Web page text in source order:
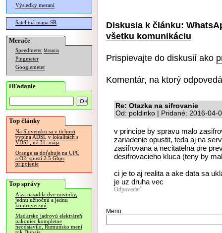
Výsledky meraní
Satelitná mapa SR
Merače
Speedmeter Merania
Pingmeter
Googlemeter
Hľadanie
Top články
Na Slovensku sa v tichosti
vypína ADSL v lokalitách s
VDSL, už 31. mája
Orange sa doťahuje na UPC
a O2, spustí 2.5 Gbps
pripojenie
Top správy
Alza nasadila dve novinky,
jednu užitočnú a jednu
kontroverznú
Maďarsko jadrovú elektráreň
nakoniec kompletne
neodstavilo, Rumunsko mení
Diskusia k článku:
všetku komunikáciu
Prispievajte do diskusií ako
Komentár, na ktorý
Re: Otazka na sifrovanie
Od: poldinko | Pridané: 2016-04-
v principe by spravu malo
zariadenie opustit, teda aj na
zasifrovana a necitatelna pre
desifrovacieho kluca (teny by
ci je to aj realita a ake data sa
je uz druha vec
Odpovedať
Meno: